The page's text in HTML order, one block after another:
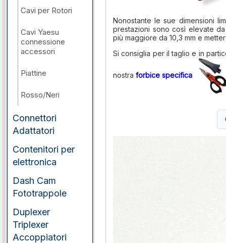
Cavi per Rotori
Cavi Yaesu
connessione
accessori
Piattine
Rosso/Neri
Connettori
Adattatori
Contenitori per
elettronica
Dash Cam
Fototrappole
Duplexer
Triplexer
Accoppiatori
Nonostante le sue dimensioni
prestazioni sono così elevate
più maggiore da 10,3 mm e
Si consiglia per il taglio e in
nostra forbice specifica